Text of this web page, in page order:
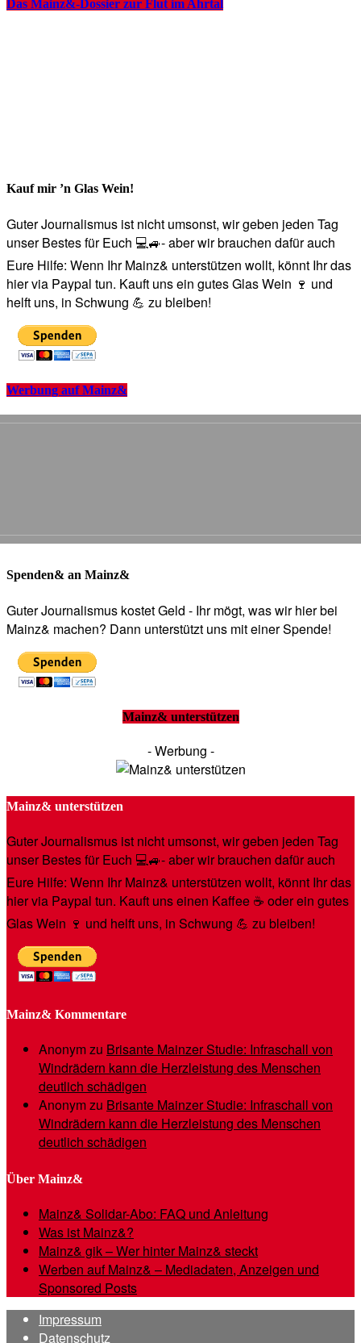
Das Mainz&-Dossier zur Flut im Ahrtal
Kauf mir ’n Glas Wein!
Guter Journalismus ist nicht umsonst, wir geben jeden Tag
unser Bestes für Euch 💻🚙- aber wir brauchen dafür auch
Eure Hilfe: Wenn Ihr Mainz& unterstützen wollt, könnt Ihr das
hier via Paypal tun. Kauft uns ein gutes Glas Wein 🍷 und
helft uns, in Schwung 💪 zu bleiben!
Werbung auf Mainz&
Spenden& an Mainz&
Guter Journalismus kostet Geld - Ihr mögt, was wir hier bei
Mainz& machen? Dann unterstützt uns mit einer Spende!
Mainz& unterstützen
- Werbung -
Mainz& unterstützen
Guter Journalismus ist nicht umsonst, wir geben jeden Tag
unser Bestes für Euch 💻🚙- aber wir brauchen dafür auch
Eure Hilfe: Wenn Ihr Mainz& unterstützen wollt, könnt Ihr das
hier via Paypal tun. Kauft uns einen Kaffee ☕️ oder ein gutes
Glas Wein 🍷 und helft uns, in Schwung 💪 zu bleiben!
Mainz& Kommentare
Anonymzu Brisante Mainzer Studie: Infraschall von
Windrädern kann die Herzleistung des Menschen
deutlich schädigen
Anonymzu Brisante Mainzer Studie: Infraschall von
Windrädern kann die Herzleistung des Menschen
deutlich schädigen
Über Mainz&
Mainz& Solidar-Abo: FAQ und Anleitung
Was ist Mainz&?
Mainz& gik – Wer hinter Mainz& steckt
Werben auf Mainz& – Mediadaten, Anzeigen und
Sponsored Posts
Impressum
Datenschutz